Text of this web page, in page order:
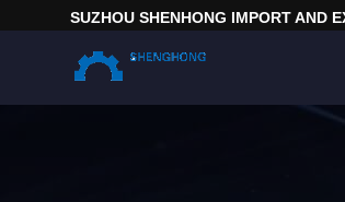
SUZHOU SHENHONG IMPORT AND